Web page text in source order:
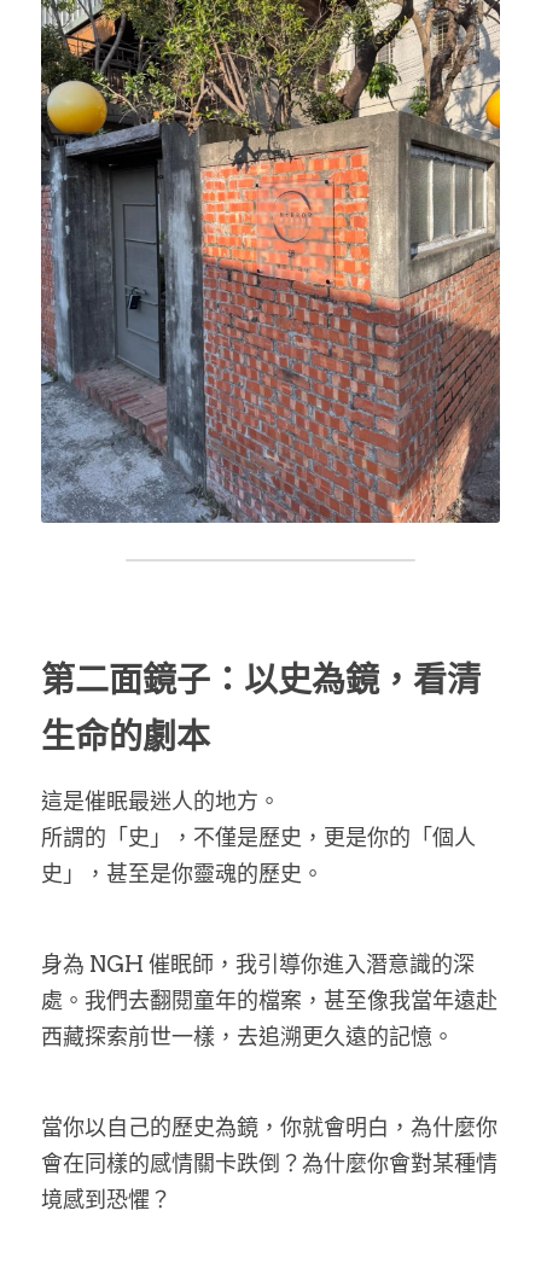
第二面鏡子：以史為鏡，看清
生命的劇本
這是催眠最迷人的地方。
所謂的「史」，不僅是歷史，更是你的「個人
史」，甚至是你靈魂的歷史。
身為 NGH 催眠師，我引導你進入潛意識的深
處。我們去翻閱童年的檔案，甚至像我當年遠赴
西藏探索前世一樣，去追溯更久遠的記憶。
當你以自己的歷史為鏡，你就會明白，為什麼你
會在同樣的感情關卡跌倒？為什麼你會對某種情
境感到恐懼？